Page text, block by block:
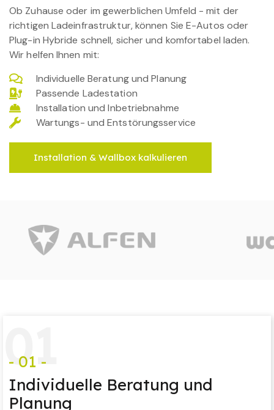
Ob Zuhause oder im gewerblichen Umfeld - mit der
richtigen Ladeinfrastruktur, können Sie E-Autos oder
Plug-in Hybride schnell, sicher und komfortabel laden.
Wir helfen Ihnen mit:
Individuelle Beratung und Planung
Passende Ladestation
Installation und Inbetriebnahme
Wartungs- und Entstörungsservice
Installation & Wallbox kalkulieren
01
- 01 -
Individuelle Beratung und
Planung